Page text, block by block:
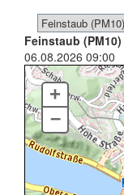
Feinstaub (PM10)
06.08.2026 09:00
+
–